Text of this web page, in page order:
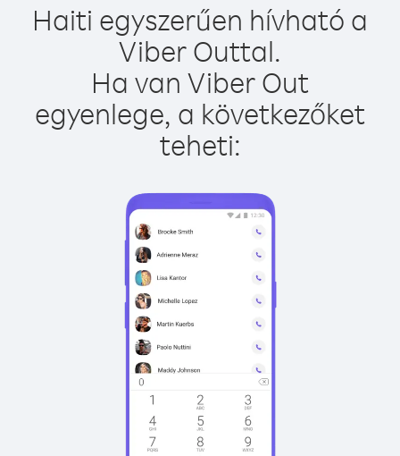
Haiti egyszerűen hívható a
Viber Outtal.
Ha van Viber Out
egyenlege, a következőket
teheti: